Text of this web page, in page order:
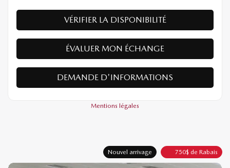
VÉRIFIER LA DISPONIBILITÉ
ÉVALUER MON ÉCHANGE
DEMANDE D'INFORMATIONS
Mentions légales
Nouvel arrivage 750$ de Rabais